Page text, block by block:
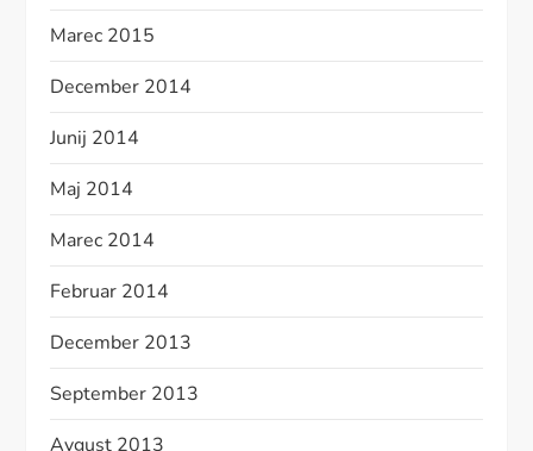
Marec 2015
December 2014
Junij 2014
Maj 2014
Marec 2014
Februar 2014
December 2013
September 2013
Avgust 2013